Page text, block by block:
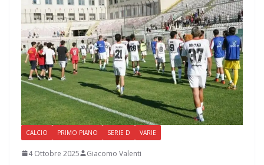
CALCIO PRIMO PIANO SERIE D VARIE
4 Ottobre 2025 Giacomo Valenti